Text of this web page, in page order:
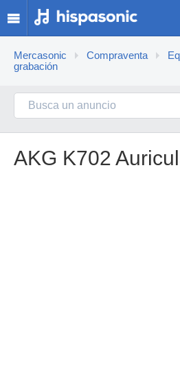
Mercasonic Compraventa
grabación
AKG K702